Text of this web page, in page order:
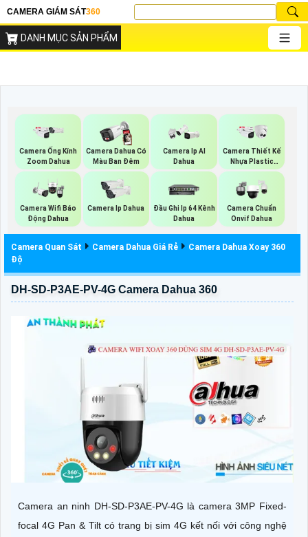
CAMERA GIÁM SÁT360
DANH MỤC SẢN PHẨM
Camera Ống Kính
Zoom Dahua
Camera Dahua Có
Màu Ban Đêm
Camera Ip AI
Dahua
Camera Thiết Kế
Nhựa Plastic
Dahua
Camera Wifi Báo
Động Dahua
Camera Ip Dahua
Đầu Ghi Ip 64 Kênh
Dahua
Camera Chuẩn
Onvif Dahua
Camera Quan Sát Camera Dahua Giá Rẻ
Camera Dahua Xoay 360
Độ
DH-SD-P3AE-PV-4G Camera Dahua 360
Camera an ninh DH-SD-P3AE-PV-4G là camera 3MP Fixed-
focal 4G Pan & Tilt có trang bị sim 4G kết nối với công nghệ